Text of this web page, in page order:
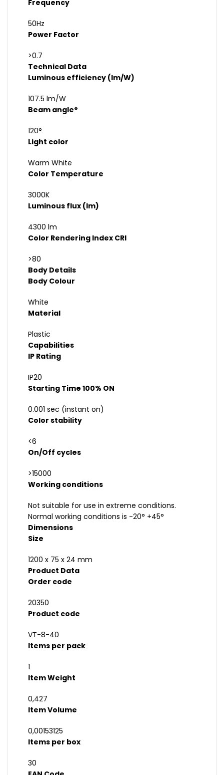
Frequency
50Hz
Power Factor
>0.7
Technical Data
Luminous efficiency (lm/W)
107.5 lm/W
Beam angle°
120°
Light color
Warm White
Color Temperature
3000K
Luminous flux (lm)
4300 lm
Color Rendering Index CRI
>80
Body Details
Body Colour
White
Material
Plastic
Capabilities
IP Rating
IP20
Starting Time 100% ON
0.001 sec (instant on)
Color stability
<6
On/Off cycles
>15000
Working conditions
Not suitable for use in extreme conditions.
Normal working conditions is -20° +45°
Dimensions
Size
1200 x 75 x 24 mm
Product Data
Order code
20350
Product code
VT-8-40
Items per pack
1
Item Weight
0,427
Item Volume
0,00153125
Items per box
30